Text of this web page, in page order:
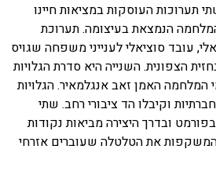
תערוכות העוסקות במציאות חיינו
והמלחמה הנמצאת בעיצומה. תערוכת
עובד סוציאלי לענייני משפחה שגויס
הצפונית. השנייה היא סדרת הגלויות
המלחמה האמן זאב אנגלמאיר. הגלויות
וקיבלו הד ציבורי רחב. שתי
ובדרך היצירה מביאות נקודות
את הטלטלה שעוברים אזרחי